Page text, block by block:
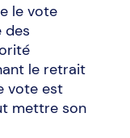
le vote
des
le retrait
vote est
mettre son